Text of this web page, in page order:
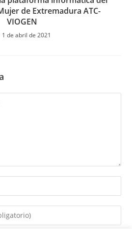
de Extremadura ATC-
VIOGEN
1 de abril de 2021